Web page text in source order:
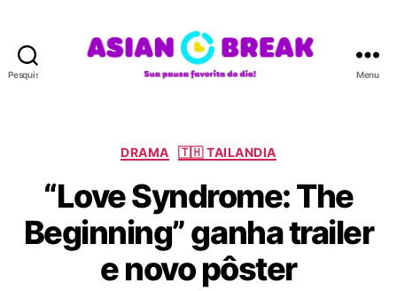
Pesquisar
A
B
R
E
A
K
Menu
C
t
e
g
o
r
DRAMA 🇹🇭 TAILANDIA
“Love Syndrome: The
Beginning” ganha trailer
e novo pôster